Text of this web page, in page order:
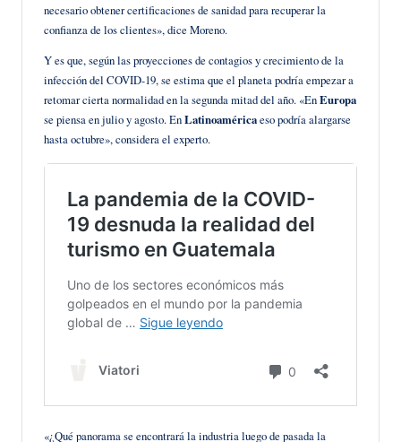
necesario obtener certificaciones de sanidad para recuperar la
confianza de los clientes», dice Moreno.
Y es que, según las proyecciones de contagios y crecimiento de la
infección del COVID-19, se estima que el planeta podría empezar a
retomar cierta normalidad en la segunda mitad del año. «EnEuropa
se piensa en julio y agosto. EnLatinoaméricaeso podría alargarse
hasta octubre», considera el experto.
«¿Qué panorama se encontrará la industria luego de pasada la